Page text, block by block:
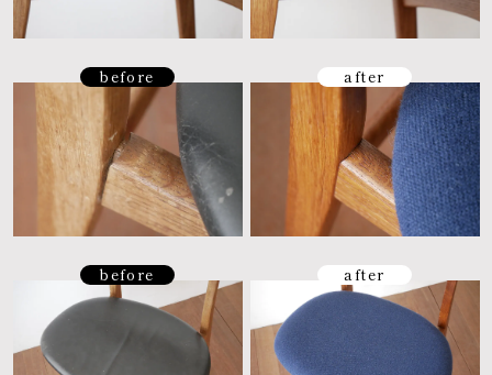
before after
before after